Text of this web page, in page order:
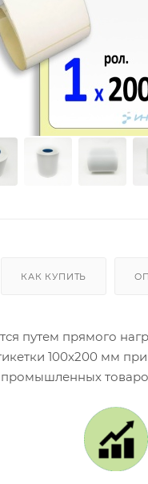
КАК КУПИТЬ
путем прямого
100x200 мм